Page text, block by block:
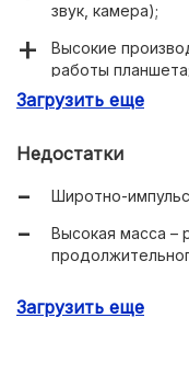
звук, камера);
Высокие
работы планшета;
Плотная сборка,
Загрузить еще
Недостатки
Широтно-
Высокая масса –
Загрузить еще